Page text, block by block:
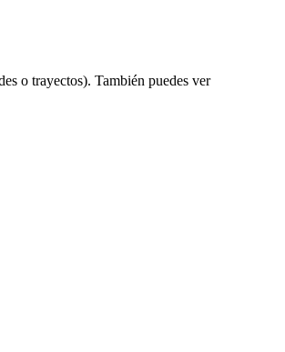
o trayectos). También puedes ver